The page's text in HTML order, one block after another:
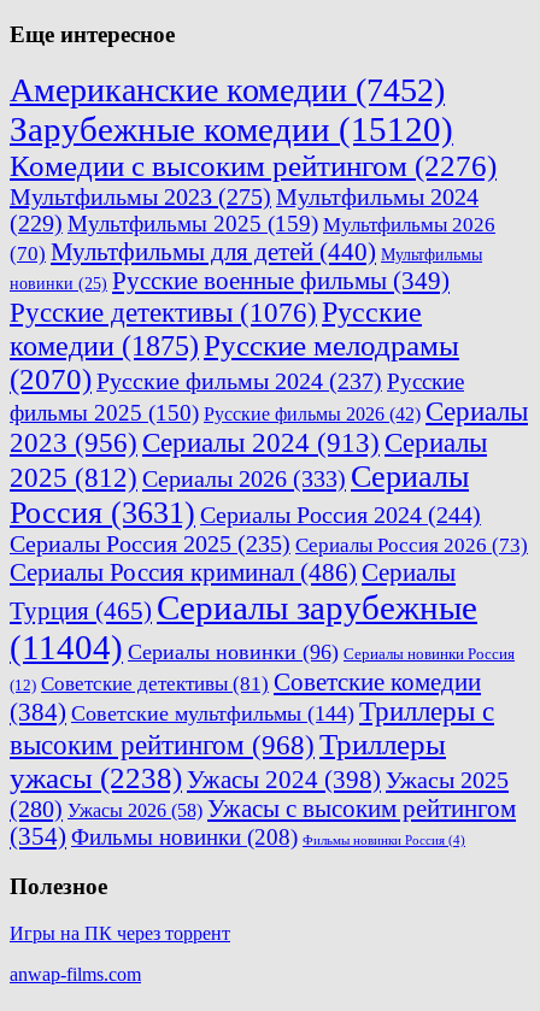
Еще интересное
Американские комедии (7452)
Зарубежные комедии (15120)
Комедии с высоким рейтингом (2276)
Мультфильмы 2023 (275) Мультфильмы 2024
(229) Мультфильмы 2025 (159) Мультфильмы 2026
(70) Мультфильмы для детей (440) Мультфильмы
новинки (25) Русские военные фильмы (349)
Русские детективы (1076)Русские
комедии (1875)Русские мелодрамы
(2070)Русские фильмы 2024 (237) Русские
фильмы 2025 (150) Русские фильмы 2026 (42) Сериалы
2023 (956) Сериалы 2024 (913) Сериалы
2025 (812) Сериалы 2026 (333) Сериалы
Россия (3631) Сериалы Россия 2024 (244)
Сериалы Россия 2025 (235) Сериалы Россия 2026 (73)
Сериалы Россия криминал (486) Сериалы
Турция (465) Сериалы зарубежные
(11404) Сериалы новинки (96) Сериалы новинки Россия
(12) Советские детективы (81) Советские комедии
(384) Советские мультфильмы (144) Триллеры с
высоким рейтингом (968) Триллеры
ужасы (2238)Ужасы 2024 (398) Ужасы 2025
(280) Ужасы 2026 (58) Ужасы с высоким рейтингом
(354) Фильмы новинки (208) Фильмы новинки Россия (4)
Полезное
Игры на ПК через торрент
anwap-films.com